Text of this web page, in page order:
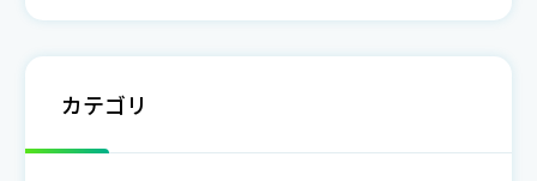
カテゴリ